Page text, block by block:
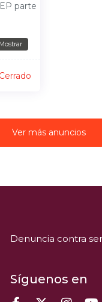
parte
Mostrar
Cerrado
Ver más anuncios
Denuncia contra
Síguenos en